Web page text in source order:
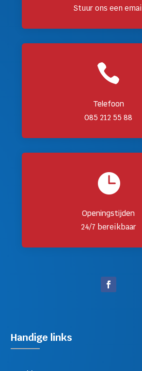
Stuur ons een email

Telefoon
085 212 55 88

Openingstijden
24/7 bereikbaar
Handige links